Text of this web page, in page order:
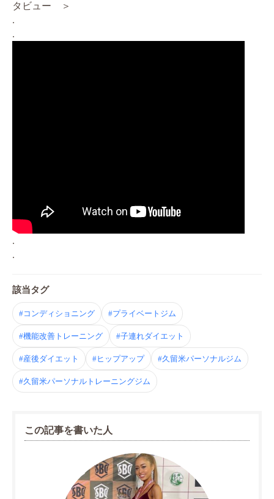
タビュー ＞
.
.
.
.
該当タグ
#コンディショニング #プライベートジム
#機能改善トレーニング #子連れダイエット
#産後ダイエット #ヒップアップ #久留米パーソナルジム
#久留米パーソナルトレーニングジム
この記事を書いた人